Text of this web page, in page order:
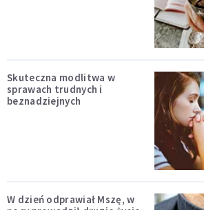
Skuteczna modlitwa w
sprawach trudnych i
beznadziejnych
W dzień odprawiał Mszę, w